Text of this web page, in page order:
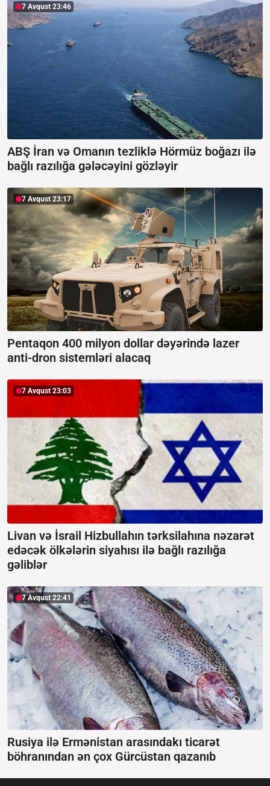
7 Avqust 23:46
ABŞ İran və Omanın tezliklə Hörmüz boğazı ilə
bağlı razılığa gələcəyini gözləyir
7 Avqust 23:17
Pentaqon 400 milyon dollar dəyərində lazer
anti-dron sistemləri alacaq
7 Avqust 23:03
Livan və İsrail Hizbullahın tərksilahına nəzarət
edəcək ölkələrin siyahısı ilə bağlı razılığa
gəliblər
7 Avqust 22:41
Rusiya ilə Ermənistan arasındakı ticarət
böhranından ən çox Gürcüstan qazanıb